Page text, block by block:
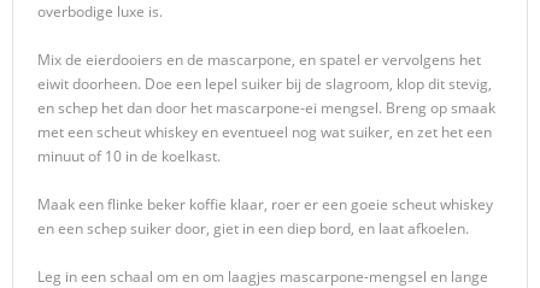
overbodige luxe is.
Mix de eierdooiers en de mascarpone, en spatel er vervolgens het
eiwit doorheen. Doe een lepel suiker bij de slagroom, klop dit stevig,
en schep het dan door het mascarpone-ei mengsel. Breng op smaak
met een scheut whiskey en eventueel nog wat suiker, en zet het een
minuut of 10 in de koelkast.
Maak een flinke beker koffie klaar, roer er een goeie scheut whiskey
en een schep suiker door, giet in een diep bord, en laat afkoelen.
Leg in een schaal om en om laagjes mascarpone-mengsel en lange